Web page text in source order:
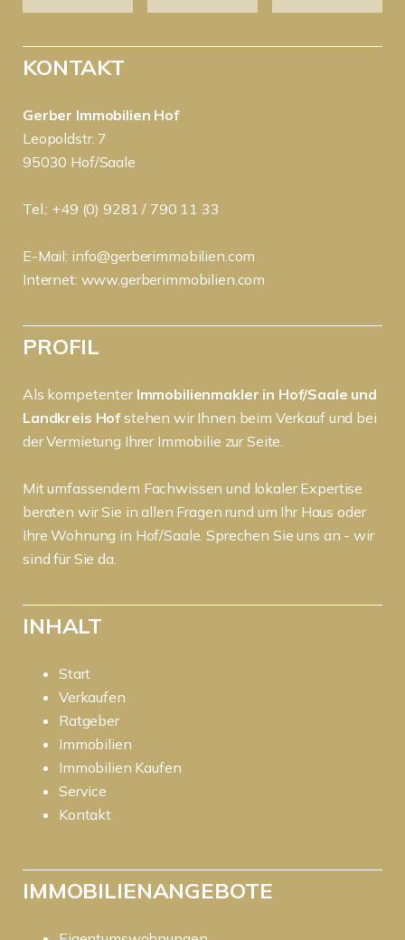
KONTAKT
Gerber Immobilien Hof
Leopoldstr. 7
95030 Hof/Saale
Tel.: +49 (0) 9281 / 790 11 33
E-Mail: info@gerberimmobilien.com
Internet: www.gerberimmobilien.com
PROFIL
Als kompetenter Immobilienmakler in Hof/Saale und
Landkreis Hofstehen wir Ihnen beim Verkauf und bei
der Vermietung Ihrer Immobilie zur Seite.
Mit umfassendem Fachwissen und lokaler Expertise
beraten wir Sie in allen Fragen rund um Ihr Haus oder
Ihre Wohnung in Hof/Saale. Sprechen Sie uns an - wir
sind für Sie da.
INHALT
Start
Verkaufen
Ratgeber
Immobilien
Immobilien Kaufen
Service
Kontakt
IMMOBILIENANGEBOTE